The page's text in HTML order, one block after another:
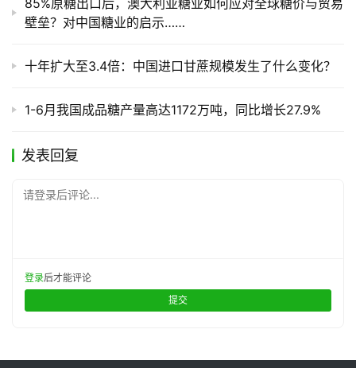
壁垒？对中国糖业的启示……
十年扩大至3.4倍：中国进口甘蔗规模发生了什么变化？
1-6月我国成品糖产量高达1172万吨，同比增长27.9%
发表回复
请登录后评论...
登录后才能评论
提交